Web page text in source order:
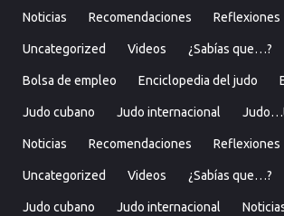
Noticias Recomendaciones Reflexiones
Uncategorized Videos ¿Sabías que…?
Bolsa de empleo Enciclopedia del judo
Judo cubano Judo internacional
Noticias Recomendaciones Reflexiones
Uncategorized Videos ¿Sabías que…?
Judo cubano Judo internacional